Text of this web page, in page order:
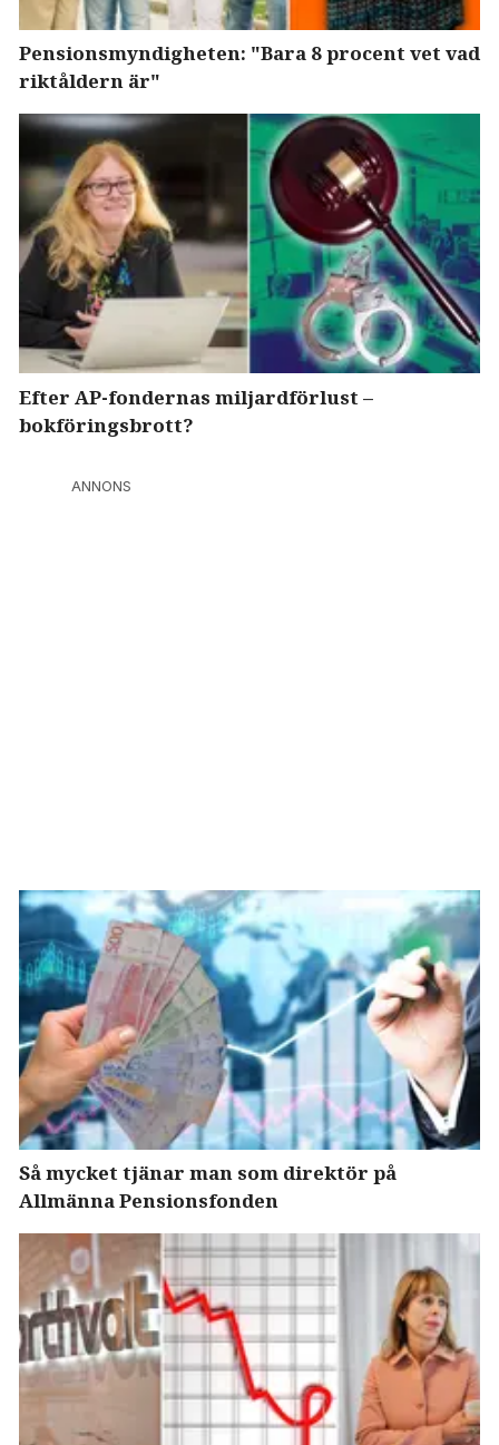
Pensionsmyndigheten: "Bara 8 procent vet vad
riktåldern är"
Efter AP-fondernas miljardförlust –
bokföringsbrott?
ANNONS
Så mycket tjänar man som direktör på
Allmänna Pensionsfonden